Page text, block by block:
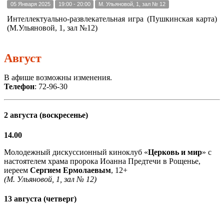
05 Января 2025 19:00 - 20:00 М. Ульяновой, 1, зал № 12
Интеллектуально-развлекательная игра (Пушкинская карта)
(М.Ульяновой, 1, зал №12)
Август
В афише возможны изменения.
Телефон: 72-96-30
2 августа (воскресенье)
14.00
Молодежный дискуссионный киноклуб «Церковь и мир» с
настоятелем храма пророка Иоанна Предтечи в Рощенье,
иереем Сергием Ермолаевым, 12+
(М. Ульяновой, 1, зал № 12)
13 августа (четверг)